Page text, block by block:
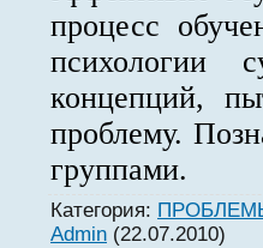
процесс
психологии
концепций,
проблему.
группами.
Категория:
Admin (22.07.2010)